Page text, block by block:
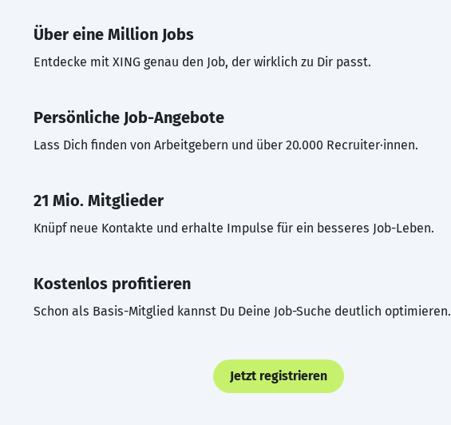
Über eine Million Jobs
Entdecke mit XING genau den Job, der wirklich zu Dir passt.
Persönliche Job-Angebote
Lass Dich finden von Arbeitgebern und über 20.000 Recruiter·innen.
21 Mio. Mitglieder
Knüpf neue Kontakte und erhalte Impulse für ein besseres Job-Leben.
Kostenlos profitieren
Schon als Basis-Mitglied kannst Du Deine Job-Suche deutlich optimieren.
Jetzt registrieren